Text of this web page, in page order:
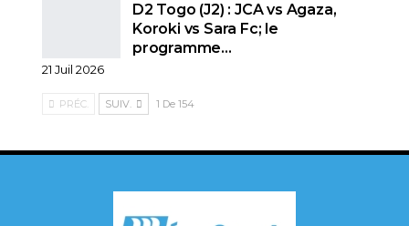
D2 Togo (J2) : JCA vs Agaza,
Koroki vs Sara Fc; le
programme…
21 Juil 2026
PRÉC. SUIV. 1 De 154